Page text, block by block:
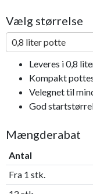
Vælg størrelse
0,8 liter potte
Leveres i 0,8
Kompakt
Velegnet til
God
Mængderabat
Antal
Fra 1 stk.